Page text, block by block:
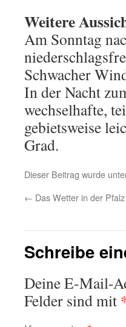
Weitere
Am Sonntag
Schwacher
In der Nacht
wechselhafte,
gebietsweise
Grad.
Dieser Beitrag wurde
← Das Wetter in der
Schreibe
Deine E-Mail-
Felder sind mit